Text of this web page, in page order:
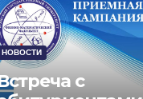
НОВОСТИ
с